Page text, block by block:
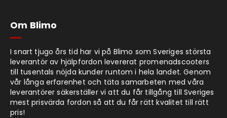
Om Blimo
I snart tjugo års tid har vi på Blimo som Sveriges största
leverantör av hjälpfordon levererat promenadscooters
till tusentals nöjda kunder runtom i hela landet. Genom
vår långa erfarenhet och täta samarbeten med våra
leverantörer säkerställer vi att du får tillgång till Sveriges
mest prisvärda fordon så att du får rätt kvalitet till rätt
pris!